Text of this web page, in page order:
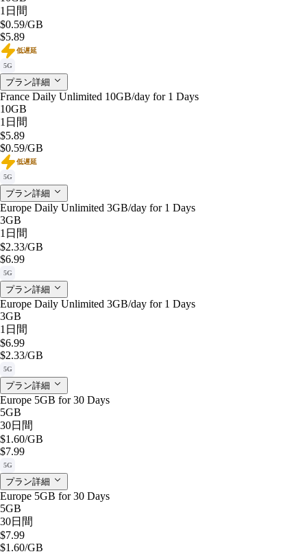
1日間
$0.59/GB
$5.89
低遅延
5G
プラン詳細
France Daily Unlimited 10GB/day for 1 Days
10GB
1日間
$5.89
$0.59/GB
低遅延
5G
プラン詳細
Europe Daily Unlimited 3GB/day for 1 Days
3GB
1日間
$2.33/GB
$6.99
5G
プラン詳細
Europe Daily Unlimited 3GB/day for 1 Days
3GB
1日間
$6.99
$2.33/GB
5G
プラン詳細
Europe 5GB for 30 Days
5GB
30日間
$1.60/GB
$7.99
5G
プラン詳細
Europe 5GB for 30 Days
5GB
30日間
$7.99
$1.60/GB